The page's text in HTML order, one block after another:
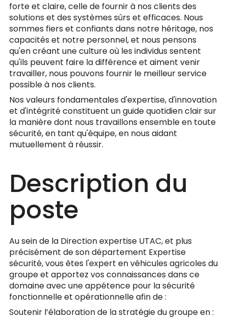
forte et claire, celle de fournir à nos clients des
solutions et des systèmes sûrs et efficaces. Nous
sommes fiers et confiants dans notre héritage, nos
capacités et notre personnel, et nous pensons
qu'en créant une culture où les individus sentent
qu'ils peuvent faire la différence et aiment venir
travailler, nous pouvons fournir le meilleur service
possible à nos clients.
Nos valeurs fondamentales d'expertise, d'innovation
et d'intégrité constituent un guide quotidien clair sur
la manière dont nous travaillons ensemble en toute
sécurité, en tant qu'équipe, en nous aidant
mutuellement à réussir.
Description du
poste
Au sein de la Direction expertise UTAC, et plus
précisément de son département Expertise
sécurité, vous êtes l'expert en véhicules agricoles du
groupe et apportez vos connaissances dans ce
domaine avec une appétence pour la sécurité
fonctionnelle et opérationnelle afin de :
Soutenir l’élaboration de la stratégie du groupe en :